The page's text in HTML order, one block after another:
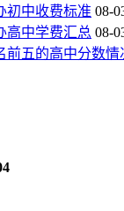
初中收费标准 08-
高中学费汇总 08-
前五的高中分数情